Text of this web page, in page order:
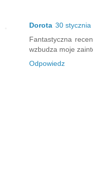
Dorota 30
Fantastyczna
wzbudza moje
Odpowiedz